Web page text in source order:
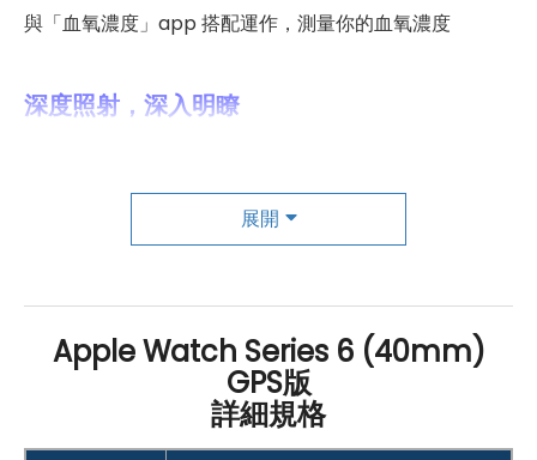
與「血氧濃度」app 搭配運作，測量你的血氧濃度
深度照射，深入明瞭
以光電二極體測量反射回來的光量
然後先進的演算法會計算你的血液顏色，進而判斷血液的
把你的心放在心上
不尋常高心率或低心率，可能是嚴重健康問題的徵兆，但
由於很多人不能辨識這些症狀，以致潛在的病因往往無法
展開
Apple Watch Series 6 (40mm)
GPS版
詳細規格